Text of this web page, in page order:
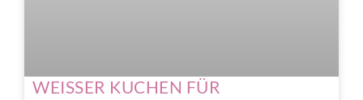
WEISSER KUCHEN FÜR